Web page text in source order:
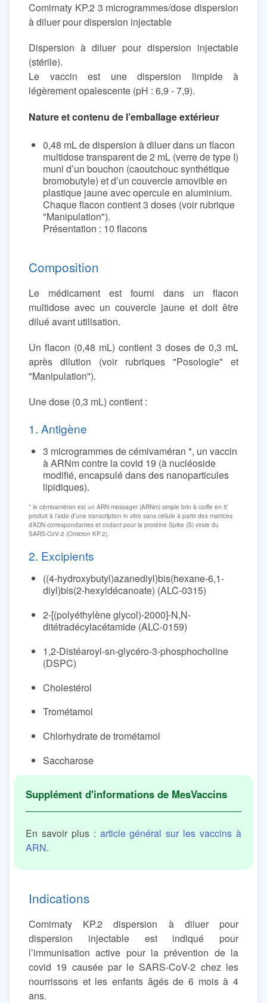
Comirnaty KP.2 3 microgrammes/dose dispersion
à diluer pour dispersion injectable
Dispersion à diluer pour dispersion injectable
(stérile).
Le vaccin est une dispersion limpide à
légèrement opalescente (pH : 6,9 - 7,9).
Nature et contenu de l’emballage extérieur
0,48 mL de dispersion à diluer dans un flacon
multidose transparent de 2 mL (verre de type I)
muni d’un bouchon (caoutchouc synthétique
bromobutyle) et d’un couvercle amovible en
plastique jaune avec opercule en aluminium.
Chaque flacon contient 3 doses (voir rubrique
"Manipulation").
Présentation : 10 flacons
Composition
Le médicament est fourni dans un flacon
multidose avec un couvercle jaune et doit être
dilué avant utilisation.
Un flacon (0,48 mL) contient 3 doses de 0,3 mL
après dilution (voir rubriques "Posologie" et
"Manipulation").
Une dose (0,3 mL) contient :
1. Antigène
3 microgrammes de cémivaméran *, un vaccin
à ARNm contre la covid 19 (à nucléoside
modifié, encapsulé dans des nanoparticules
lipidiques).
* le cémivaméran est un ARN messager (ARNm) simple brin à coiffe en 5’
produit à l’aide d’une transcription in vitro sans cellule à partir des matrices
d’ADN correspondantes et codant pour la protéine Spike (S) virale du
SARS-CoV-2 (Omicron KP.2).
2. Excipients
((4-hydroxybutyl)azanediyl)bis(hexane-6,1-
diyl)bis(2-hexyldécanoate) (ALC-0315)
2-[(polyéthylène glycol)-2000]-N,N-
ditétradécylacétamide (ALC-0159)
1,2-Distéaroyl-sn-glycéro-3-phosphocholine
(DSPC)
Cholestérol
Trométamol
Chlorhydrate de trométamol
Saccharose
En savoir plus : article général sur les vaccins à
ARN.
Indications
Comirnaty KP.2 dispersion à diluer pour
dispersion injectable est indiqué pour
l’immunisation active pour la prévention de la
covid 19 causée par le SARS-CoV-2 chez les
nourrissons et les enfants âgés de 6 mois à 4
ans.